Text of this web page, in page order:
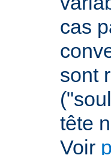
cas
sont
tête
Voir